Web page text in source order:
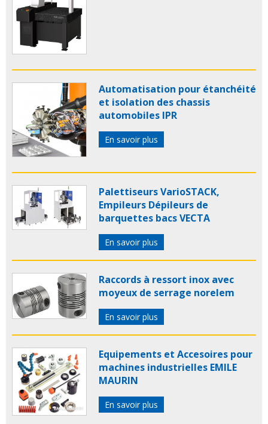
Automatisation pour étanchéité
et isolation des chassis
automobiles IPR
En savoir plus
Palettiseurs VarioSTACK,
Empileurs Dépileurs de
barquettes bacs VECTA
En savoir plus
Raccords à ressort inox avec
moyeux de serrage norelem
En savoir plus
Equipements et Accesoires pour
machines industrielles EMILE
MAURIN
En savoir plus